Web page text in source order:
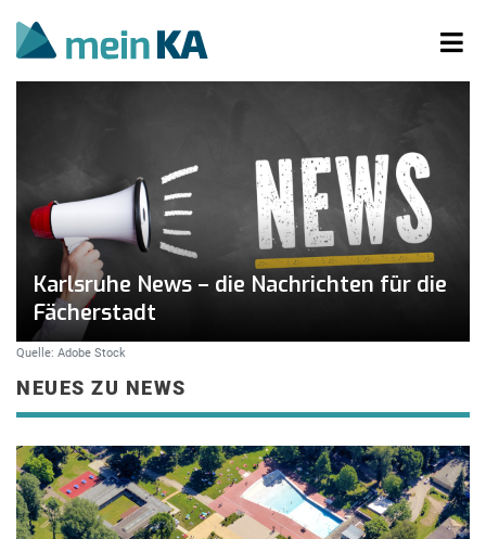
Karlsruhe News – die Nachrichten für die
Fächerstadt
Quelle: Adobe Stock
NEUES ZU NEWS